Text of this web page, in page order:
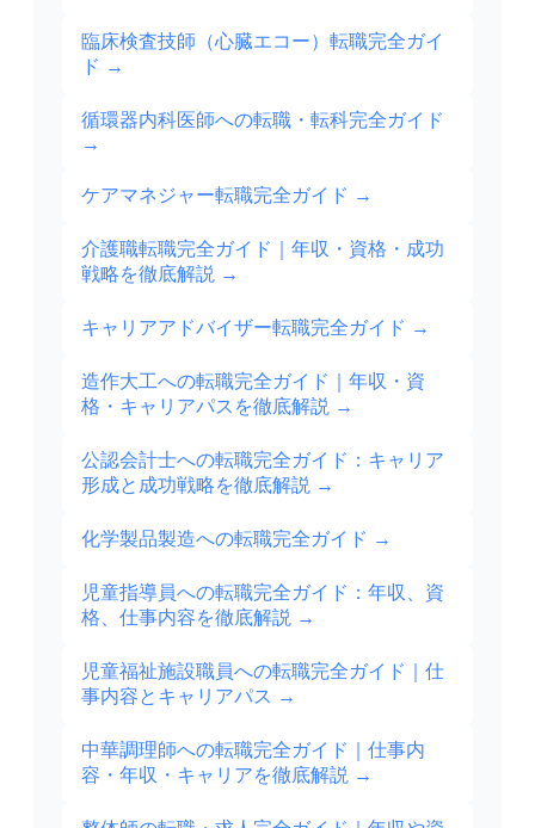
臨床検査技師（心臓エコー）転職完全ガイ
ド →
循環器内科医師への転職・転科完全ガイド
→
ケアマネジャー転職完全ガイド →
介護職転職完全ガイド｜年収・資格・成功
戦略を徹底解説 →
キャリアアドバイザー転職完全ガイド →
造作大工への転職完全ガイド｜年収・資
格・キャリアパスを徹底解説 →
公認会計士への転職完全ガイド：キャリア
形成と成功戦略を徹底解説 →
化学製品製造への転職完全ガイド →
児童指導員への転職完全ガイド：年収、資
格、仕事内容を徹底解説 →
児童福祉施設職員への転職完全ガイド｜仕
事内容とキャリアパス →
中華調理師への転職完全ガイド｜仕事内
容・年収・キャリアを徹底解説 →